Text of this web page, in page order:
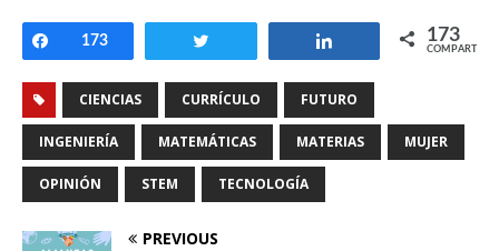
Compartir
173 Compartir 173
COMPARTIR
CIENCIAS CURRÍCULO FUTURO
INGENIERÍA MATEMÁTICAS MATERIAS MUJER
OPINIÓN STEM TECNOLOGÍA
PREVIOUS